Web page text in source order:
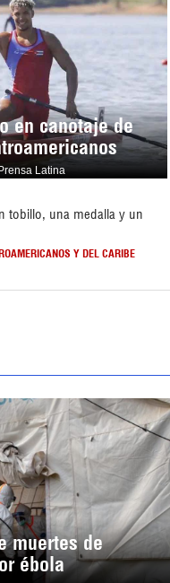
en canotaje de
Latina
tobillo, una medalla y un
Y DEL CARIBE
muertes de
ébola